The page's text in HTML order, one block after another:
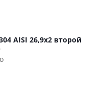
AISI 26,9х2 второй